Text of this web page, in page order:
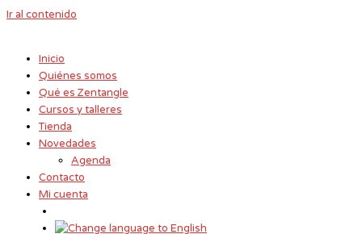
Ir al contenido
Inicio
Quiénes somos
Qué es Zentangle
Cursos y talleres
Tienda
Novedades
Agenda
Contacto
Mi cuenta